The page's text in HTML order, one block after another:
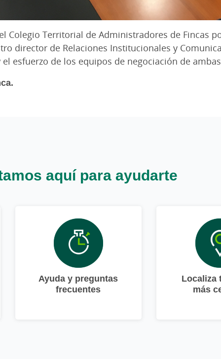
Colegio Territorial de Administradores de Fincas
director de Relaciones Institucionales y
esfuerzo de los equipos de negociación de
aquí para ayudarte
Ayuda y preguntas
frecuentes
Localiza
más